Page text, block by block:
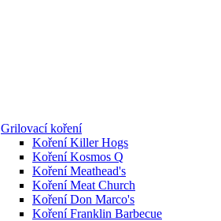
Grilovací koření
Koření Killer Hogs
Koření Kosmos Q
Koření Meathead's
Koření Meat Church
Koření Don Marco's
Koření Franklin Barbecue